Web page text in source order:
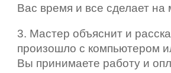
Вас время и все сделает на
3. Мастер объяснит и
произошло с компьютером
Вы принимаете работу и